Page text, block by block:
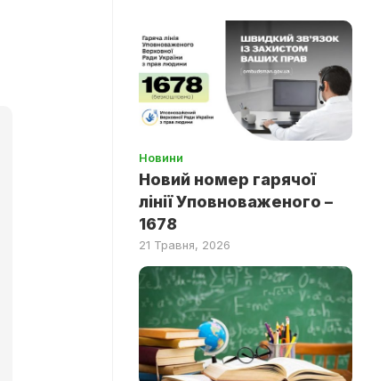
Новини
Новий номер гарячої
лінії Уповноваженого –
1678
21 Травня, 2026